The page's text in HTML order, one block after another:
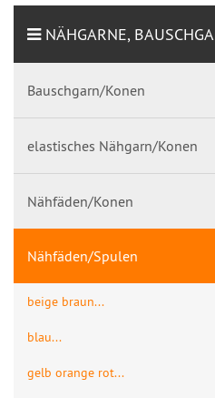
NÄHGARNE,
Bauschgarn/Konen
elastisches Nähgarn/Konen
Nähfäden/Konen
Nähfäden/Spulen
beige braun...
blau...
gelb orange rot...